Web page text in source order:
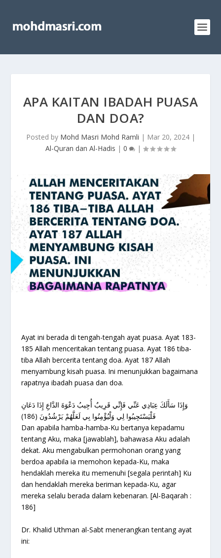
APA KAITAN IBADAH PUASA
DAN DOA?
Posted by Mohd Masri Mohd Ramli | Mar 20, 2024|
Al-Quran dan Al-Hadis | 0 |
Ayat ini berada di tengah-tengah ayat puasa. Ayat 183-
185 Allah menceritakan tentang puasa. Ayat 186 tiba-
tiba Allah bercerita tentang doa. Ayat 187 Allah
menyambung kisah puasa. Ini menunjukkan bagaimana
rapatnya ibadah puasa dan doa.
وَإِذَا سَأَلَكَ عِبَادِي عَنِّي فَإِنِّي قَرِيبٌ أُجِيبُ دَعْوَةَ الدَّاعِ إِذَا دَعَانِ
فَلْيَسْتَجِيبُوا لِي وَلْيُؤْمِنُوا بِي لَعَلَّهُمْ يَرْشُدُونَ (186)
Dan apabila hamba-hamba-Ku bertanya kepadamu
tentang Aku, maka [jawablah], bahawasa Aku adalah
dekat. Aku mengabulkan permohonan orang yang
berdoa apabila ia memohon kepada-Ku, maka
hendaklah mereka itu memenuhi [segala perintah] Ku
dan hendaklah mereka beriman kepada-Ku, agar
mereka selalu berada dalam kebenaran. [Al-Baqarah :
186]
Dr. Khalid Uthman al-Sabt menerangkan tentang ayat
ini: